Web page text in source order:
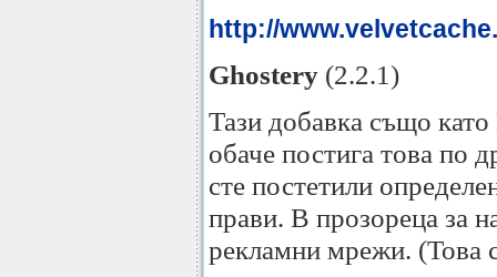
http://
Ghostery (2.2.1)
Тази добавка също
обаче постига това по
сте постетили
прави. В прозореца за
рекламни мрежи. (Това